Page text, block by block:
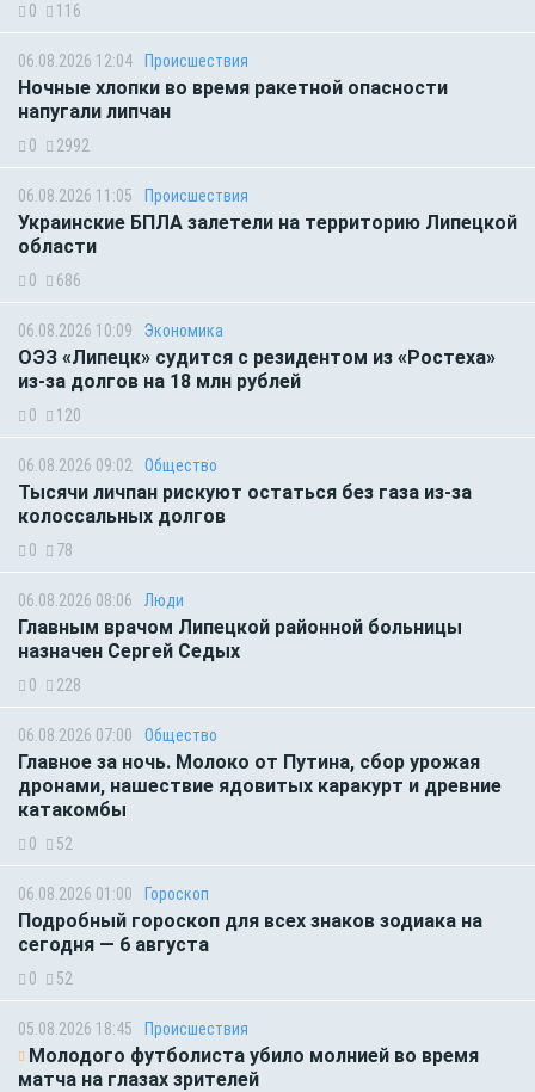
0 116
06.08.2026 12:04 Происшествия
Ночные хлопки во время ракетной опасности
напугали липчан
0 2992
06.08.2026 11:05 Происшествия
Украинские БПЛА залетели на территорию Липецкой
области
0 686
06.08.2026 10:09 Экономика
ОЭЗ «Липецк» судится с резидентом из «Ростеха»
из-за долгов на 18 млн рублей
0 120
06.08.2026 09:02 Общество
Тысячи личпан рискуют остаться без газа из-за
колоссальных долгов
0 78
06.08.2026 08:06 Люди
Главным врачом Липецкой районной больницы
назначен Сергей Седых
0 228
06.08.2026 07:00 Общество
Главное за ночь. Молоко от Путина, сбор урожая
дронами, нашествие ядовитых каракурт и древние
катакомбы
0 52
06.08.2026 01:00 Гороскоп
Подробный гороскоп для всех знаков зодиака на
сегодня — 6 августа
0 52
05.08.2026 18:45 Происшествия
Молодого футболиста убило молнией во время
матча на глазах зрителей